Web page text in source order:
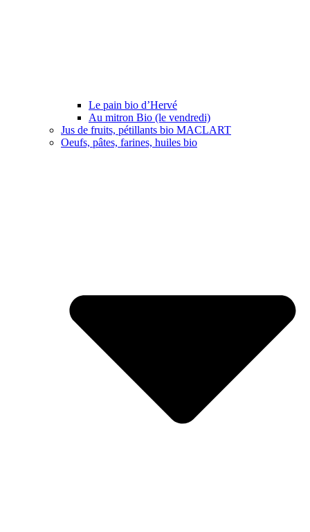
Le pain bio d’Hervé
Au mitron Bio (le vendredi)
Jus de fruits, pétillants bio MACLART
Oeufs, pâtes, farines, huiles bio